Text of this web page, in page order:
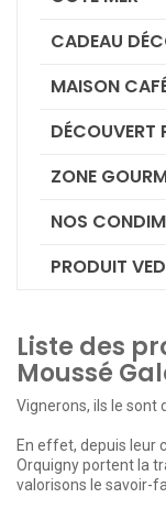
CADEAU
MAISON
DÉCOUVERT
ZONE
NOS
PRODUIT
Liste des
Moussé
Vignerons, ils le sont
En effet, depuis leur
Orquigny portent la
valorisons le savoir-